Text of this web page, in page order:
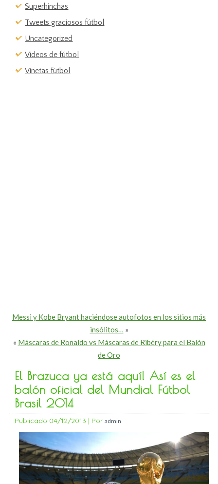
Superhinchas
Tweets graciosos fútbol
Uncategorized
Vídeos de fútbol
Viñetas fútbol
Messi y Kobe Bryant haciéndose autofotos en los sitios más
insólitos… »
« Máscaras de Ronaldo vs Máscaras de Ribéry para el Balón
de Oro
El Brazuca ya está aquí! Así es el
balón oficial del Mundial Fútbol
Brasil 2014
Publicado 04/12/2013 | Por admin